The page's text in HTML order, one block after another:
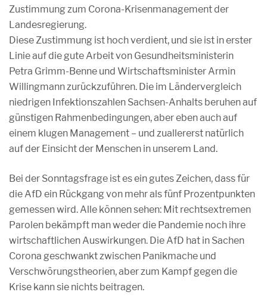
Zustimmung zum Corona-Krisenmanagement der
Landesregierung.
Diese Zustimmung ist hoch verdient, und sie ist in erster
Linie auf die gute Arbeit von Gesundheitsministerin
Petra Grimm-Benne und Wirtschaftsminister Armin
Willingmann zurückzuführen. Die im Ländervergleich
niedrigen Infektionszahlen Sachsen-Anhalts beruhen auf
günstigen Rahmenbedingungen, aber eben auch auf
einem klugen Management – und zuallererst natürlich
auf der Einsicht der Menschen in unserem Land.
Bei der Sonntagsfrage ist es ein gutes Zeichen, dass für
die AfD ein Rückgang von mehr als fünf Prozentpunkten
gemessen wird. Alle können sehen: Mit rechtsextremen
Parolen bekämpft man weder die Pandemie noch ihre
wirtschaftlichen Auswirkungen. Die AfD hat in Sachen
Corona geschwankt zwischen Panikmache und
Verschwörungstheorien, aber zum Kampf gegen die
Krise kann sie nichts beitragen.